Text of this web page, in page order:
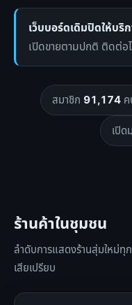
เว็บบอร์ดเดิมปิดให้บริ
เปิดขายตามปกติ ติดต่อ
สมาชิก 91,174ค
เปิด
ร้านค้าในชุมชน
ลำดับการแสดงร้านสุ่มใหม่ทุก
เสียเปรียบ